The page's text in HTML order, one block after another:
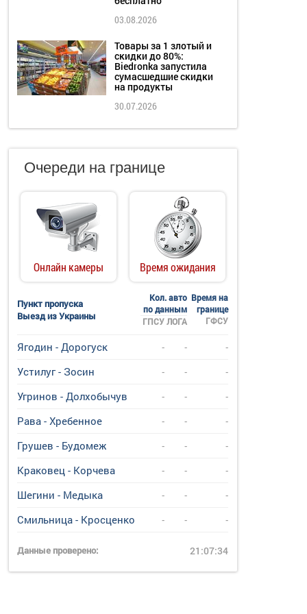
03.08.2026
Товары за 1 злотый и
скидки до 80%:
Biedronka запустила
сумасшедшие скидки
на продукты
30.07.2026
Очереди на границе
Онлайн камеры Время ожидания
Пункт пропуска
Выезд из Украины
Кол. авто
по данным
Время на
границе
ГФСУ
ГПСУ ЛОГА
Ягодин - Дорогуск - -
-
Устилуг - Зосин
- -
-
Угринов - Долхобычув
- -
-
Рава - Хребенное
- -
-
Грушев - Будомеж
- -
-
Краковец - Корчева
- -
-
Шегини - Медыка
- -
-
Смильница - Кросценко
- - -
Данные проверено: 21:07:34